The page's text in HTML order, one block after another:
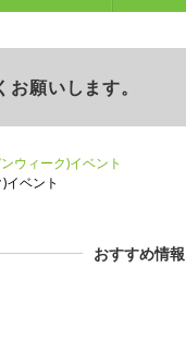
願いします。
ウィーク)イベント
ベント
おすすめ情報